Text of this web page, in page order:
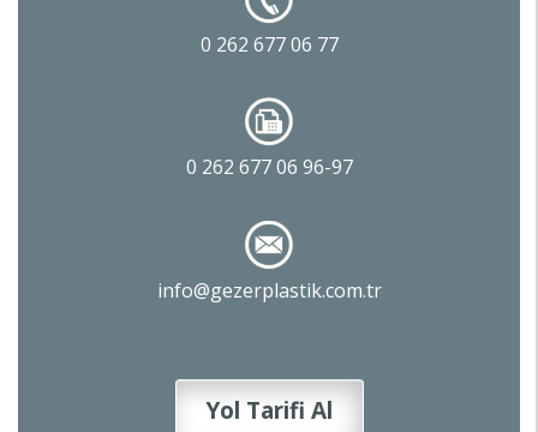
0 262 677 06 77
0 262 677 06 96-97
info@gezerplastik.com.tr
Yol Tarifi Al